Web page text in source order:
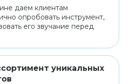
даем клиентам
опробовать инструмент,
его звучание перед
уникальных